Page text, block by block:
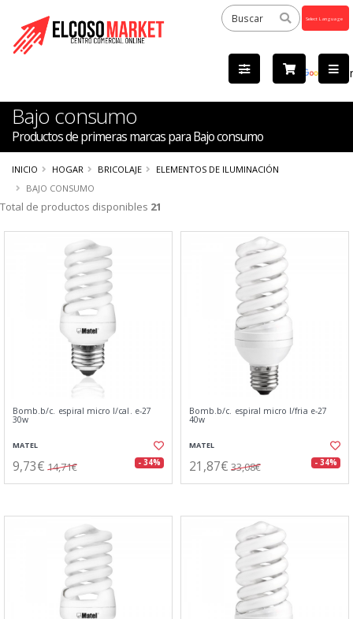
by
Bajo consumo
Productos de primeras marcas para Bajo consumo
INICIO HOGAR BRICOLAJE
ELEMENTOS DE ILUMINACIÓN
BAJO CONSUMO
Total de productos disponibles 21
Bomb.b/c. espiral micro l/cal. e-27
30w
MATEL
9,73€ 14,71€ - 34%
Bomb.b/c. espiral micro l/fria e-27
40w
MATEL
21,87€ 33,08€ - 34%